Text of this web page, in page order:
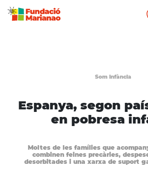
Som infància
Espanya, segon
en pobresa
Moltes de les famílies que
combinen feines precàries,
desorbitades i una xarxa de suport